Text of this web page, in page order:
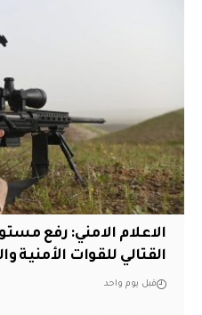
الاعلام الامني: رفع
القتالي للقوات الأمنية
قبل يوم واحد